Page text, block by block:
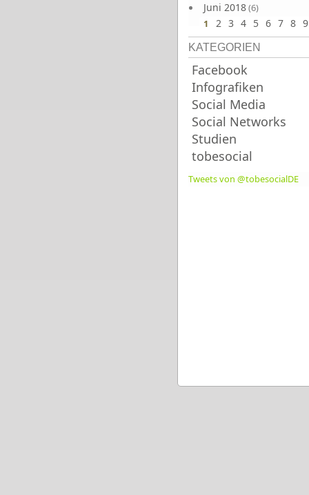
Juni 2018(6)
1 2 3 4 5 6 7 8 9
KATEGORIEN
Facebook
Infografiken
Social Media
Social Networks
Studien
tobesocial
Tweets von @tobesocialDE